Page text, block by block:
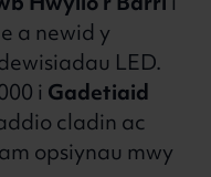
a newid y
LED.
iGadetiaid
cladin ac
opsiynau mwy